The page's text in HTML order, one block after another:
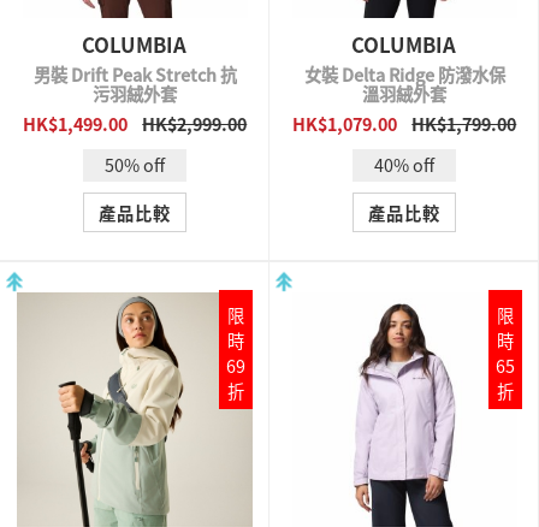
QUICK VIEW
COLUMBIA
男裝 Drift Peak Stretch 抗
污羽絨外套
HK$1,499.00 HK$2,999.00
50% off
產品比較
QUICK VIEW
COLUMBIA
女裝 Delta Ridge 防潑水保
溫羽絨外套
HK$1,079.00 HK$1,799.00
40% off
產品比較
限
時
69
折
限
時
65
折